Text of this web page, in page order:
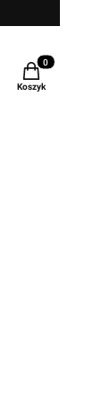
Produkty w
Koszyk